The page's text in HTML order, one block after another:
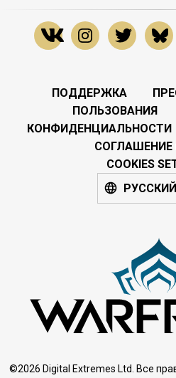
ПОДДЕРЖКА
ПОЛЬЗОВАНИЯ
КОНФИДЕНЦИАЛЬНОСТИ
СОГЛАШЕНИЕ
COOKIES
РУССКИЙ
©2026 Digital Extremes Ltd. Все